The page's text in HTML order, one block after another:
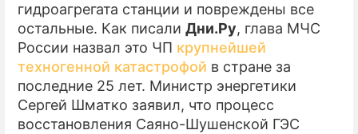
гидроагрегата станции и повреждены все
остальные. Как писали Дни.Ру, глава МЧС
России назвал это ЧП крупнейшей
техногенной катастрофой в стране за
последние 25 лет. Министр энергетики
Сергей Шматко заявил, что процесс
восстановления Саяно-Шушенской ГЭС